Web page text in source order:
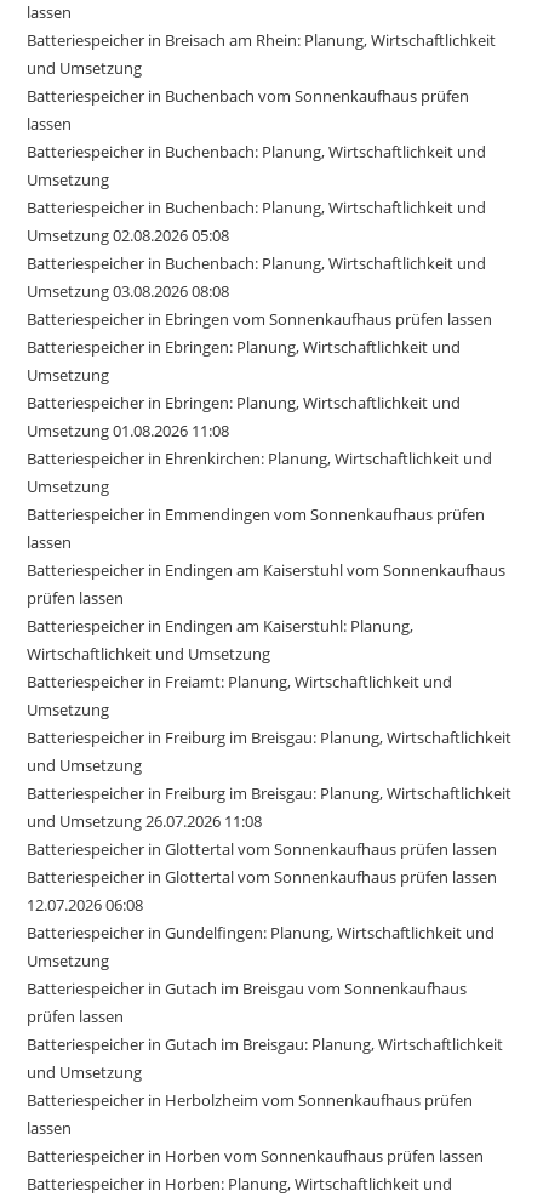
lassen
Batteriespeicher in Breisach am Rhein: Planung, Wirtschaftlichkeit
und Umsetzung
Batteriespeicher in Buchenbach vom Sonnenkaufhaus prüfen
lassen
Batteriespeicher in Buchenbach: Planung, Wirtschaftlichkeit und
Umsetzung
Batteriespeicher in Buchenbach: Planung, Wirtschaftlichkeit und
Umsetzung 02.08.2026 05:08
Batteriespeicher in Buchenbach: Planung, Wirtschaftlichkeit und
Umsetzung 03.08.2026 08:08
Batteriespeicher in Ebringen vom Sonnenkaufhaus prüfen lassen
Batteriespeicher in Ebringen: Planung, Wirtschaftlichkeit und
Umsetzung
Batteriespeicher in Ebringen: Planung, Wirtschaftlichkeit und
Umsetzung 01.08.2026 11:08
Batteriespeicher in Ehrenkirchen: Planung, Wirtschaftlichkeit und
Umsetzung
Batteriespeicher in Emmendingen vom Sonnenkaufhaus prüfen
lassen
Batteriespeicher in Endingen am Kaiserstuhl vom Sonnenkaufhaus
prüfen lassen
Batteriespeicher in Endingen am Kaiserstuhl: Planung,
Wirtschaftlichkeit und Umsetzung
Batteriespeicher in Freiamt: Planung, Wirtschaftlichkeit und
Umsetzung
Batteriespeicher in Freiburg im Breisgau: Planung, Wirtschaftlichkeit
und Umsetzung
Batteriespeicher in Freiburg im Breisgau: Planung, Wirtschaftlichkeit
und Umsetzung 26.07.2026 11:08
Batteriespeicher in Glottertal vom Sonnenkaufhaus prüfen lassen
Batteriespeicher in Glottertal vom Sonnenkaufhaus prüfen lassen
12.07.2026 06:08
Batteriespeicher in Gundelfingen: Planung, Wirtschaftlichkeit und
Umsetzung
Batteriespeicher in Gutach im Breisgau vom Sonnenkaufhaus
prüfen lassen
Batteriespeicher in Gutach im Breisgau: Planung, Wirtschaftlichkeit
und Umsetzung
Batteriespeicher in Herbolzheim vom Sonnenkaufhaus prüfen
lassen
Batteriespeicher in Horben vom Sonnenkaufhaus prüfen lassen
Batteriespeicher in Horben: Planung, Wirtschaftlichkeit und